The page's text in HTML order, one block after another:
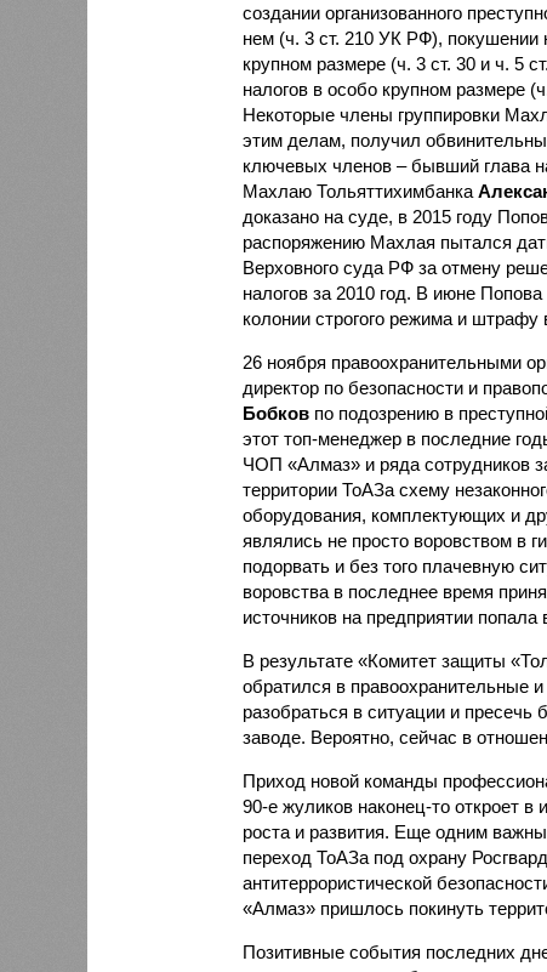
создании организованного
нем (ч. 3 ст. 210 УК РФ), покушении
крупном размере (ч. 3 ст. 30 и ч. 5
налогов в особо крупном размере
Некоторые члены группировки
этим делам, получил
ключевых членов – бывший глава
Махлаю Тольяттихимбанка
доказано на суде, в 2015 году
распоряжению Махлая пытался
Верховного суда РФ за отмену
налогов за 2010 год. В июне Попова
колонии строгого режима и штрафу
26 ноября правоохранительными
директор по безопасности и
Бобковпо подозрению в
этот топ-менеджер в последние
ЧОП «Алмаз» и ряда сотрудников
территории ТоАЗа схему
оборудования, комплектующих и
являлись не просто воровством в
подорвать и без того плачевную
воровства в последнее время
источников на предприятии
В результате «Комитет защиты
обратился в правоохранительные
разобраться в ситуации и пресечь
заводе. Вероятно, сейчас в
Приход новой команды
90-е жуликов наконец-то откроет в
роста и развития. Еще одним
переход ТоАЗа под охрану
антитеррористической
«Алмаз» пришлось покинуть
Позитивные события последних